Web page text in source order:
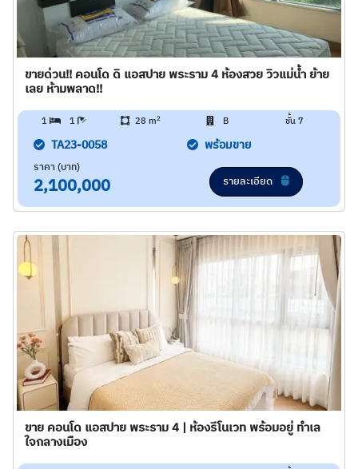
ขายด่วน!! คอนโด ดิ แอสปาย พระราม 4 ห้องสวย วิวแม่น้ำ ย้าย
เลย ห้ามพลาด!!
1 1 28 m2 B ชั้น 7
TA23-0058 พร้อมขาย
ราคา (บาท)
2,100,000 รายละเอียด
ขาย คอนโด แอสปาย พระราม 4 | ห้องรีโนเวท พร้อมอยู่ ทำเล
ใจกลางเมือง